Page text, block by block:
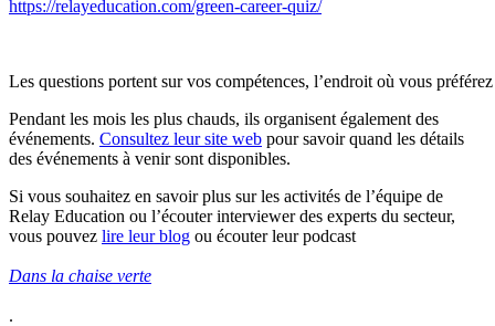
https://relayeducation.com/green-career-quiz/
Les questions portent sur vos compétences, l’endroit où vous
Pendant les mois les plus chauds, ils organisent également des
événements. Consultez leur site web pour savoir quand les détails
des événements à venir sont disponibles.
Si vous souhaitez en savoir plus sur les activités de l’équipe de
Relay Education ou l’écouter interviewer des experts du secteur,
vous pouvez lire leur blog ou écouter leur podcast
Dans la chaise verte
.